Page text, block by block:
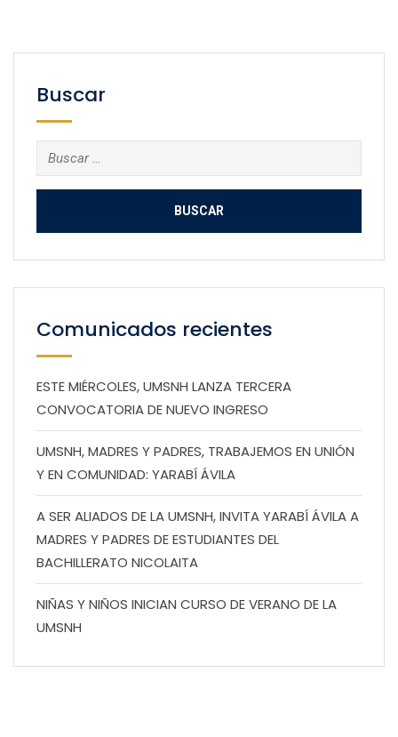
Buscar
Buscar:
Comunicados recientes
ESTE MIÉRCOLES, UMSNH LANZA TERCERA
CONVOCATORIA DE NUEVO INGRESO
UMSNH, MADRES Y PADRES, TRABAJEMOS EN UNIÓN
Y EN COMUNIDAD: YARABÍ ÁVILA
A SER ALIADOS DE LA UMSNH, INVITA YARABÍ ÁVILA A
MADRES Y PADRES DE ESTUDIANTES DEL
BACHILLERATO NICOLAITA
NIÑAS Y NIÑOS INICIAN CURSO DE VERANO DE LA
UMSNH